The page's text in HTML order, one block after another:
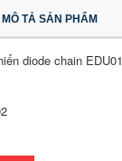
MÔ TẢ SẢN PHẨM
diode chain EDU01